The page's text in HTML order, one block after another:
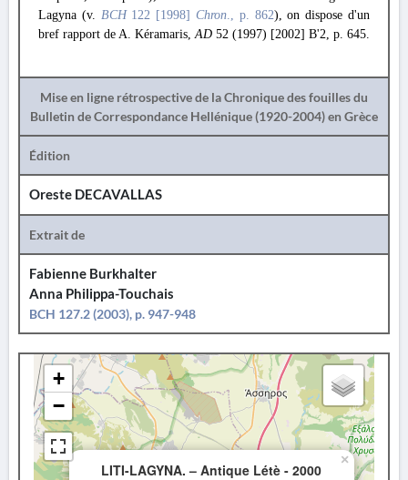
Lagyna (v. BCH 122 [1998]Chron., p. 862), on dispose d'un
bref rapport de A. Kéramaris,AD 52 (1997) [2002] B'2, p. 645.
Mise en ligne rétrospective de la Chronique des fouilles du
Bulletin de Correspondance Hellénique (1920-2004) en Grèce
Édition
Oreste DECAVALLAS
Extrait de
Fabienne Burkhalter
Anna Philippa-Touchais
BCH 127.2 (2003), p. 947-948
LITI-LAGYNA. – Antique Létè - 2000
×
+
−